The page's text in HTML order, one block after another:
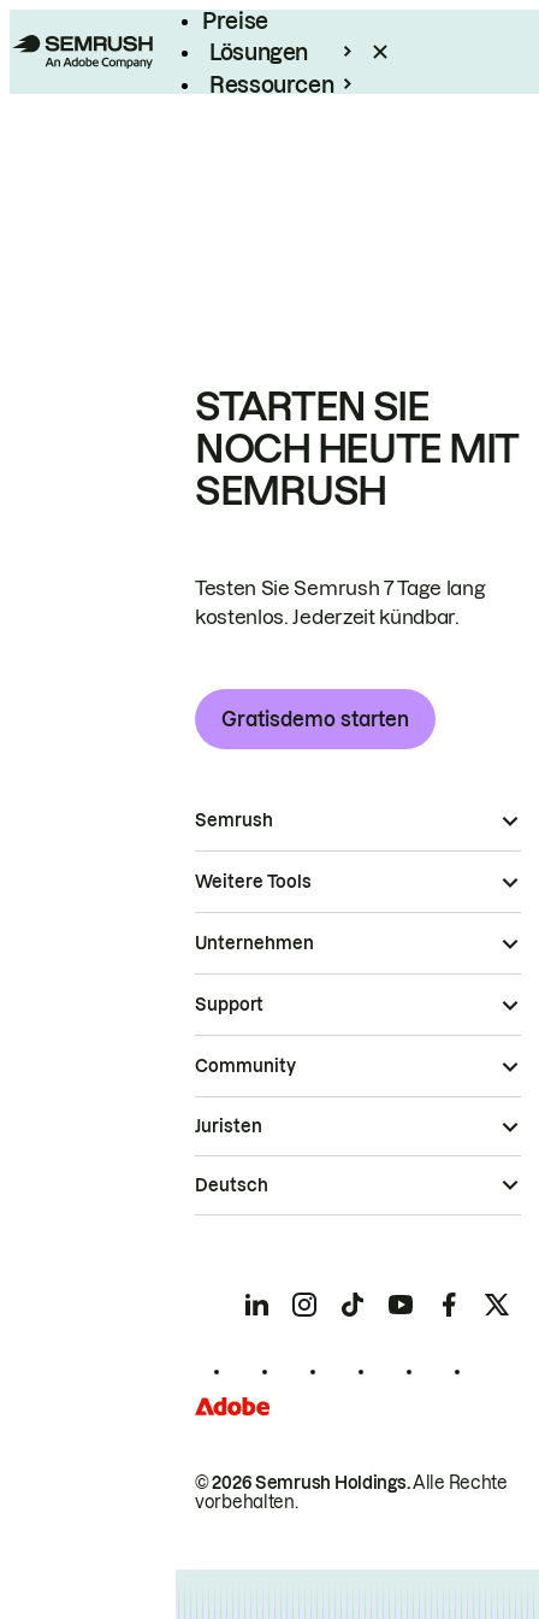
Preise
Lösungen
Ressourcen
STARTEN SIE
NOCH HEUTE MIT
SEMRUSH
Testen Sie Semrush 7 Tage lang
kostenlos. Jederzeit kündbar.
Gratisdemo starten
Semrush
Weitere Tools
Unternehmen
Support
Community
© 2026 Semrush Holdings.Alle Rechte
vorbehalten.
Juristen
Deutsch